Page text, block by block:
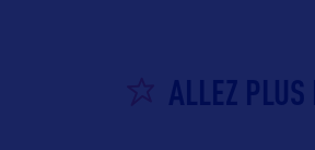
ALLEZ PLUS